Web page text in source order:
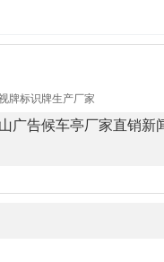
牌标识牌生产厂家
广告候车亭厂家直销新